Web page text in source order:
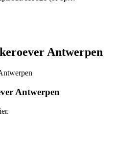
Antwerpen
Antwerpen